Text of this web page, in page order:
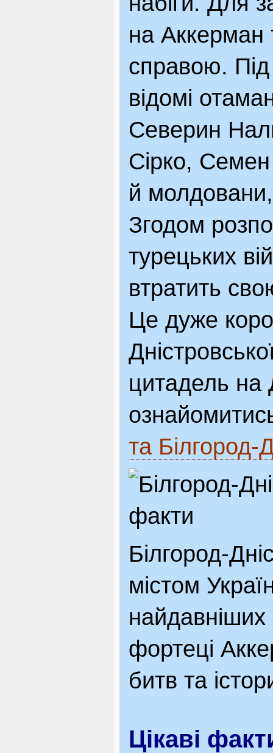
на
справою. Під
відомі
Северин
Сірко,
й
Згодом
турецьких
втратить
Це дуже
цитадель на
та Білгород-
Білгород-
містом
найдавніших
фортеці
битв та
Цікаві